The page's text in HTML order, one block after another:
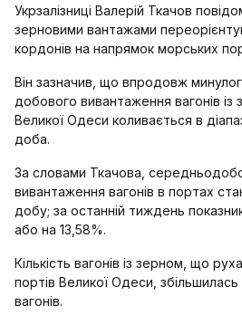
Укрзалізниці Валерій Ткачов
зерновими вантажами
кордонів на напрямок морських
Він зазначив, що впродовж
добового вивантаження вагонів із
Великої Одеси коливається в
доба.
За словами Ткачова,
вивантаження вагонів в портах
добу; за останній тиждень
або на 13,58%.
Кількість вагонів із зерном, що
портів Великої Одеси,
вагонів.